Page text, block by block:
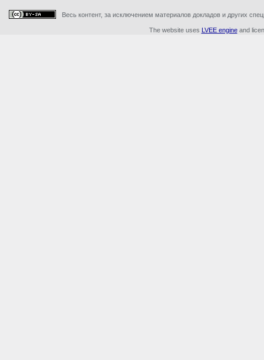
Весь контент, за исключением материалов докладов и других
The website uses LVEE engineand